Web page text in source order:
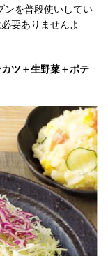
ンを普段使いしてい
要ありませんよ
ツ＋生野菜＋ポテ